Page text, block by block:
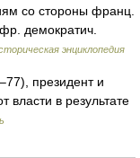
со стороны франц.
демократич.
энциклопедия
президент и
власти в результате